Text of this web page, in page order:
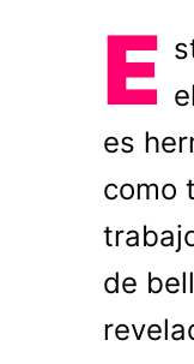
E
es
como
de